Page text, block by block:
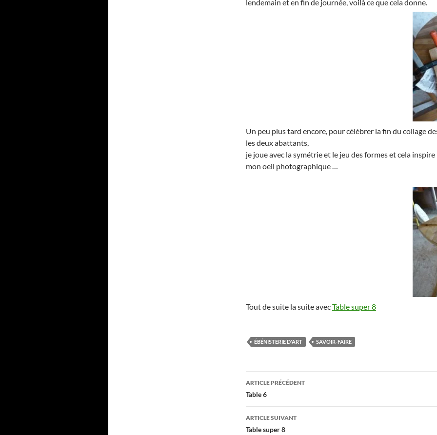
lendemain et en fin de journée, voilà ce que cela donne.
Un peu plus tard encore, pour célébrer la fin du collage
les deux abattants,
je joue avec la symétrie et le jeu des formes et cela inspire
mon oeil photographique …
Tout de suite la suite avecTable super 8
ÉBÉNISTERIE D'ART SAVOIR-FAIRE
Navigation
des
articles
ARTICLE PRÉCÉDENT
Table 6
ARTICLE SUIVANT
Table super 8